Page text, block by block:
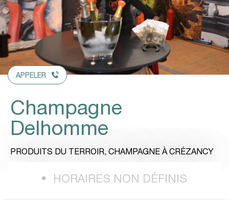
APPELER
Champagne
Delhomme
PRODUITS DU TERROIR, CHAMPAGNE À CRÉZANCY
HORAIRES NON DÉFINIS